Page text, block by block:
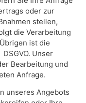
oder zur
stellen,
die Verarbeitung
ist die
Unser
Bearbeitung und
Anfrage.
unseres Angebots